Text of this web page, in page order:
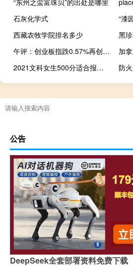
“东州之蛮富珠贝”的出处是哪里
石灰化学式
“漆
西藏农牧学院排名多少
午评：创业板指跌0.57%再创年内新低 脑机接口、算力股逆势活跃
加
2021文科女生500分适合报的大学有哪些
防
公告
DeepSeek全套部署资料免费下载